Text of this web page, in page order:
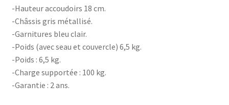
-Hauteur accoudoirs 18 cm.
-Châssis gris métallisé.
-Garnitures bleu clair.
-Poids (avec seau et couvercle) 6,5 kg.
-Poids : 6,5 kg.
-Charge supportée : 100 kg.
-Garantie : 2 ans.